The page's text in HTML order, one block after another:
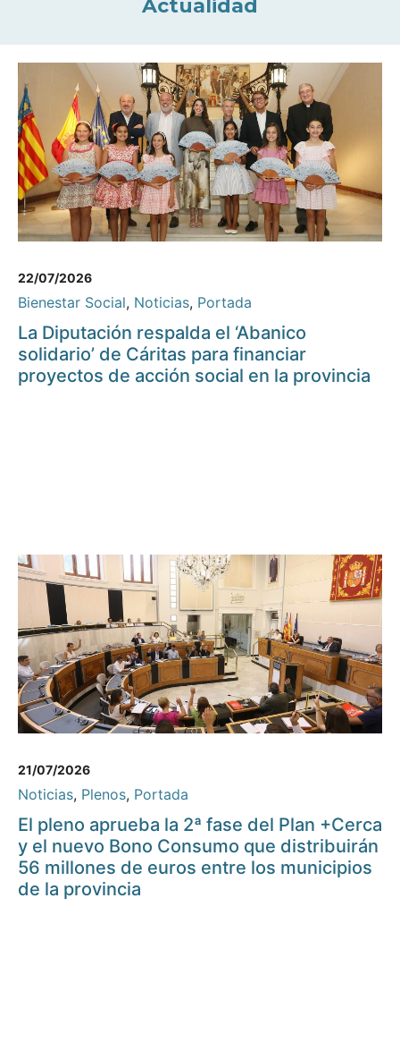
Actualidad
22/07/2026
Bienestar Social, Noticias, Portada
La Diputación respalda el ‘Abanico
solidario’ de Cáritas para financiar
proyectos de acción social en la provincia
21/07/2026
Noticias, Plenos, Portada
El pleno aprueba la 2ª fase del Plan +Cerca
y el nuevo Bono Consumo que distribuirán
56 millones de euros entre los municipios
de la provincia